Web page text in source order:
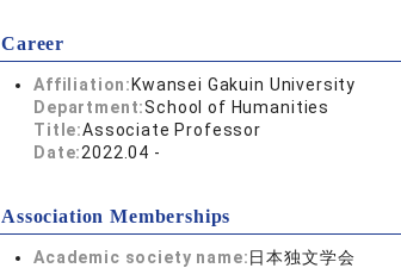
Career
Affiliation: Kwansei Gakuin University
Department:School of Humanities
Title:Associate Professor
Date:2022.04 -
Association Memberships
Academic society name:日本独文学会